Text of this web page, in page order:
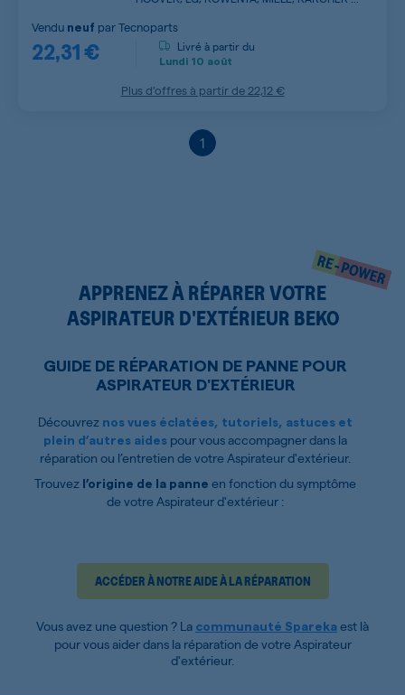
22,31 €
Vendu neuf parTecnoparts
Livré à partir du
Lundi 10 août
Plus d’offres à partir de 22,12 €
1
APPRENEZ À RÉPARER VOTRE
ASPIRATEUR D'EXTÉRIEUR BEKO
GUIDE DE RÉPARATION DE PANNE POUR
ASPIRATEUR D'EXTÉRIEUR
Découvrez nos vues éclatées, tutoriels, astuces et
plein d’autres aides pour vous accompagner dans la
réparation ou l’entretien de votre Aspirateur d'extérieur.
Trouvez l’origine de la panne en fonction du symptôme
de votre Aspirateur d'extérieur :
ACCÉDER À NOTRE AIDE À LA RÉPARATION
Vous avez une question ? La communauté Spareka est là
pour vous aider dans la réparation de votre Aspirateur
d'extérieur.